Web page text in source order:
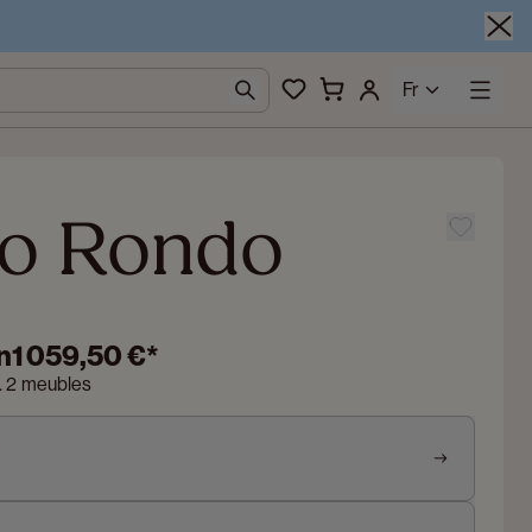
Fr
Rondo
1 059,50 €*
2 meubles